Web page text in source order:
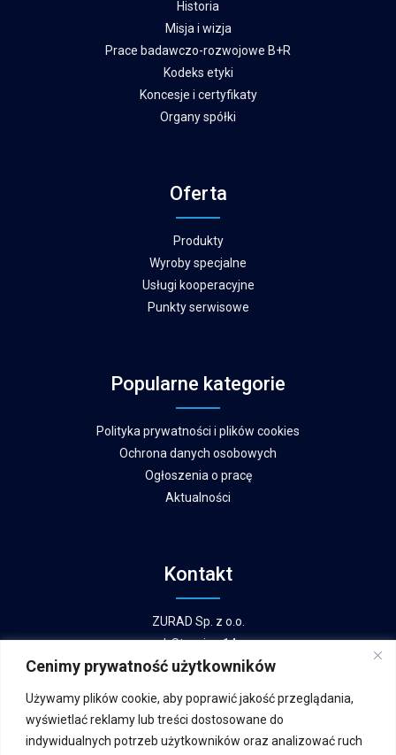
Cenimy prywatność użytkowników
Używamy plików cookie, aby poprawić jakość przeglądania,
wyświetlać reklamy lub treści dostosowane do
indywidualnych potrzeb użytkowników oraz analizować ruch
Historia
Misja i wizja
Prace badawczo-rozwojowe B+R
Kodeks etyki
Koncesje i certyfikaty
Organy spółki
Oferta
Produkty
Wyroby specjalne
Usługi kooperacyjne
Punkty serwisowe
Popularne kategorie
Polityka prywatności i plików cookies
Ochrona danych osobowych
Ogłoszenia o pracę
Aktualności
Kontakt
ZURAD Sp. z o.o.
ul. Stacyjna 14,
07-300 Ostrów Mazowiecka,
TEL KOM: +48 604 549 530
sekretariat@zurad.com.pl